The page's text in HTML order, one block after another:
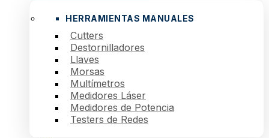
HERRAMIENTAS MANUALES
Cutters
Destornilladores
Llaves
Morsas
Multímetros
Medidores Láser
Medidores de Potencia
Testers de Redes